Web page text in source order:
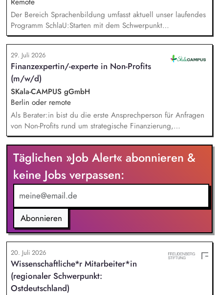
Der Bereich Sprachenbildung umfasst aktuell unser laufendes
Programm SchlaU:Starten mit dem Schwerpunkt
"Alphabetisierung in DaZ für die Grundschule" sowie
zukünftig weitere auf Unterrichtsmaterial bezogene Projekte
mit den Schwerpunkten sprachensensibles und
rassismuskritisches Deutschlernen von der Grundschule bis in
die Berufliche Bildung. Der Bereich Sprachenbildung
entwickelt in seinen Projekten dazu zielgruppengerechte und
innovative Unterrichtsmaterialien und begleitet pädagogische
Fachkräfte mit daran angeschlossenen
Weiterbildungsangeboten online wie offline.
29. Juli 2026
Finanzexpertin/-experte in Non-Profits
(m/w/d)
SKala-CAMPUS gGmbH
Berlin oder remote
Als Berater:in bist du die erste Ansprechperson für Anfragen
von Non-Profits rund um strategische Finanzierung,
Finanzmanagement und Fundraising. Dabei entwickelst du
den gesamten Prozess von der Anfrage über
Angebotserstellung bis zur eigenverantwortlichen Umsetzung.
Auf Basis der jeweiligen Herausforderungen entwickelst du
passgenaue Beratungsprozesse und berätst Organisationen zu
zentralen Fragen ihrer finanziellen Steuerung und
strategischen Weiterentwicklung.
Täglichen »Job Alert« abonnieren &
keine Jobs verpassen:
Abonnieren
20. Juli 2026
Wissenschaftliche*r Mitarbeiter*in
(regionaler Schwerpunkt:
Ostdeutschland)